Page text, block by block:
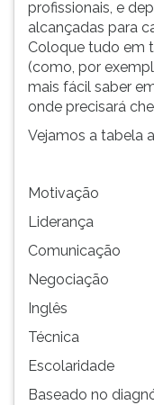
profissionais, e
alcançadas para
Coloque tudo em
(como, por
mais fácil saber
onde precisará
Vejamos a tabela
Motivação
Liderança
Comunicação
Negociação
Inglês
Técnica
Escolaridade
Baseado no